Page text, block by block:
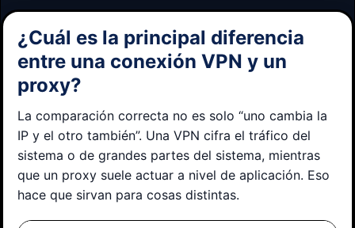
¿Cuál es la principal diferencia
entre una conexión VPN y un
proxy?
La comparación correcta no es solo “uno cambia la
IP y el otro también”. Una VPN cifra el tráfico del
sistema o de grandes partes del sistema, mientras
que un proxy suele actuar a nivel de aplicación. Eso
hace que sirvan para cosas distintas.